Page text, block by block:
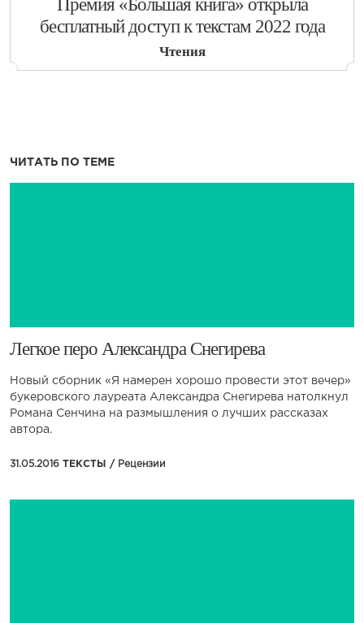
​Премия «Большая книга» открыла
бесплатный доступ к текстам 2022 года
Чтения
ЧИТАТЬ ПО ТЕМЕ
​​​Легкое перо Александра Снегирева
Новый сборник «Я намерен хорошо провести этот вечер»
букеровского лауреата Александра Снегирева натолкнул
Романа Сенчина на размышления о лучших рассказах
автора.
31.05.2016 ТЕКСТЫ / Рецензии